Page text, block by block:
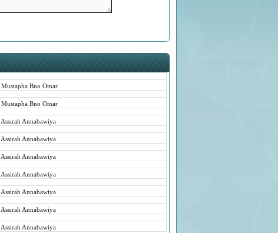
Mustapha Bno Omar
Mustapha Bno Omar
Assirah Annabawiya
Assirah Annabawiya
Assirah Annabawiya
Assirah Annabawiya
Assirah Annabawiya
Assirah Annabawiya
Assirah Annabawiya